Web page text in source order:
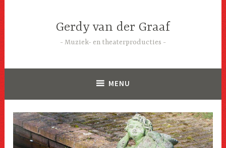
to
content
Gerdy van der Graaf
Muziek- en theaterproducties
MENU